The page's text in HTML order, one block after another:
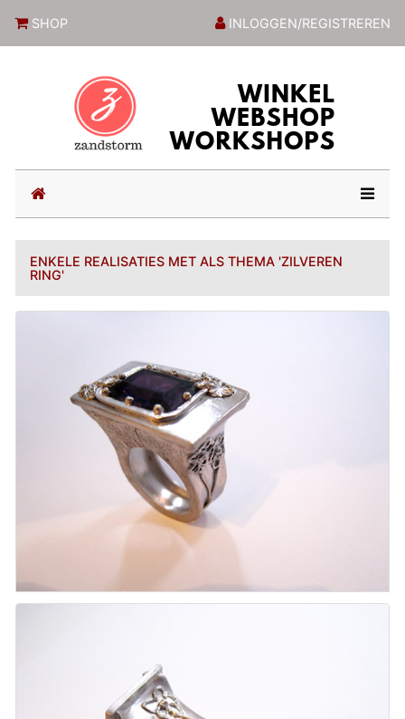
SHOP INLOGGEN/REGISTREREN
(current)
ENKELE REALISATIES MET ALS THEMA 'ZILVEREN
RING'